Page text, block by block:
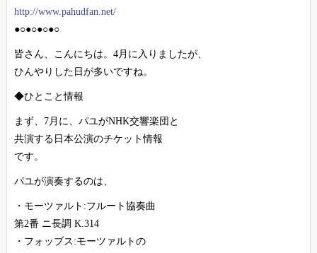
http://www.pahudfan.net/
●○●○●○●○
皆さん、こんにちは。4月に入りましたが、
ひんやりした日が多いですね。
◆ひとこと情報
まず、7月に、パユがNHK交響楽団と
共演する日本公演のチケット情報
です。
パユが演奏するのは、
・モーツァルト:フルート協奏曲
第2番 ニ長調 K.314
・フォッブス:モーツァルトの